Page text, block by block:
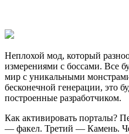
Неплохой мод, который
измерениями с боссами. Все
мир с уникальными
бесконечной генерации, это
построенные разработчиком.
Как активировать порталы?
— факел. Третий — Камень.